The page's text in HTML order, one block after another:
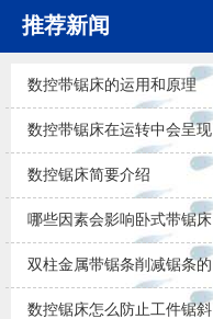
推荐新闻
数控带锯床的运用和原理
数控带锯床在运转中会呈现
的问题
数控锯床简要介绍
哪些因素会影响卧式带锯床
锯削的效果
双柱金属带锯条削减锯条的
损耗
数控锯床怎么防止工件锯斜